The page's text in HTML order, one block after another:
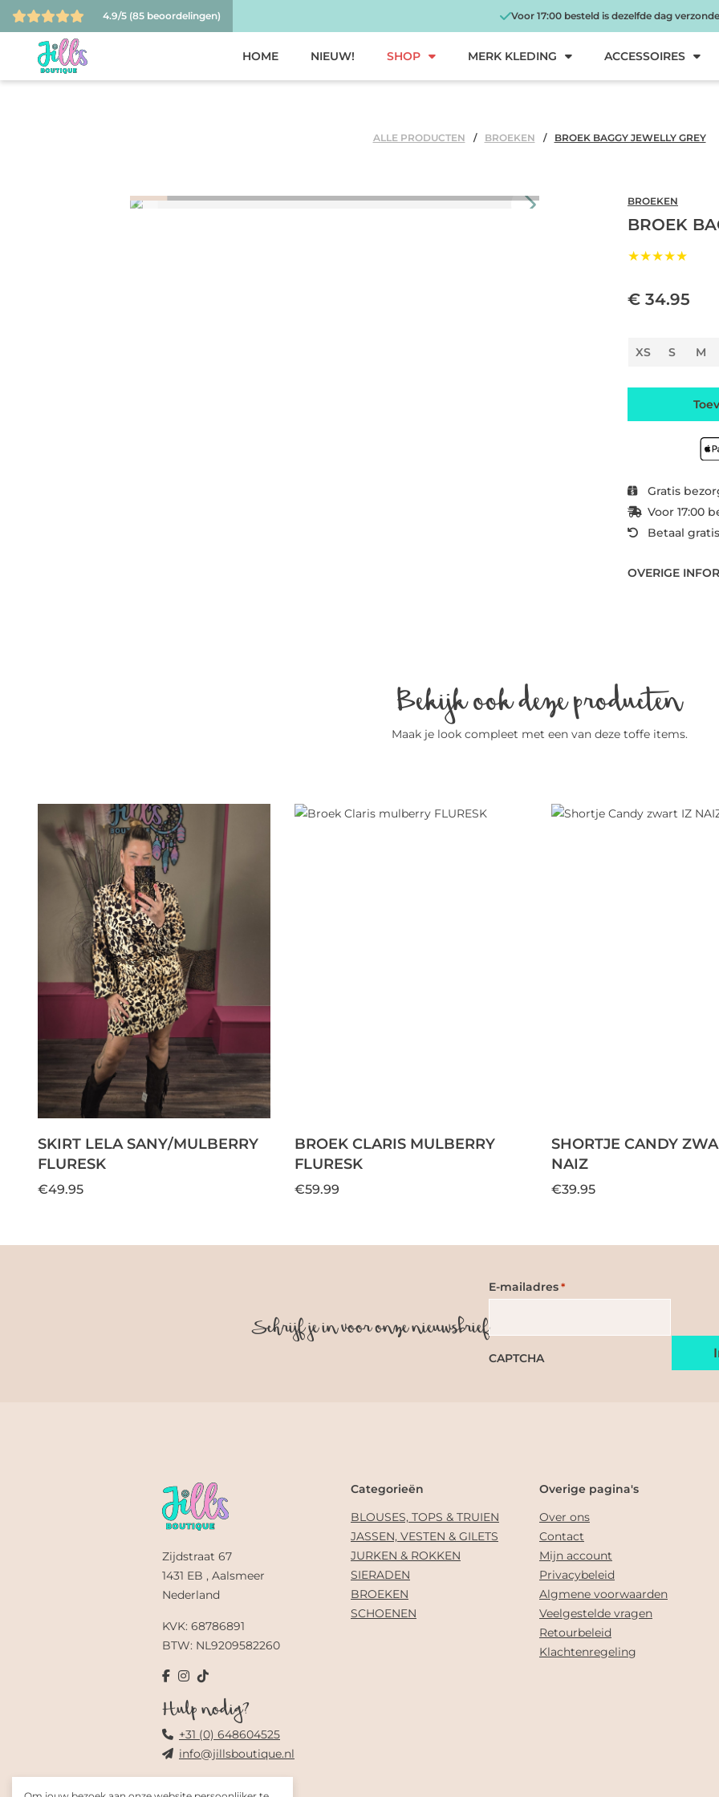
4.9/5 (85 beoordelingen) Voor 17:00 besteld is dezelfde dag
HOME NIEUW! SHOP MERK KLEDING ACCESSOIRES
ALLE PRODUCTEN BROEKEN BROEK BAGGY JEWELLY GREY
BROEKEN
BROEK
★★★★★
€ 34.95
XS S M
Gratis
Voor 17:00
Betaal
OVERIGE
Bekijk ook deze producten
Maak je look compleet met een van deze toffe items.
SKIRT LELA SANY/MULBERRY
FLURESK
€49.95
BROEK CLARIS MULBERRY
FLURESK
€59.99
SHORTJE CANDY
NAIZ
€39.95
Schrijf je in voor onze nieuwsbrief
E-mailadres *
CAPTCHA
Zijdstraat 67
1431 EB , Aalsmeer
Nederland
KVK: 68786891
BTW: NL9209582260
Hulp nodig?
+31 (0) 648604525
info@jillsboutique.nl
Categorieën
BLOUSES, TOPS & TRUIEN
JASSEN, VESTEN & GILETS
JURKEN & ROKKEN
SIERADEN
BROEKEN
SCHOENEN
Overige pagina's
Over ons
Contact
Mijn account
Privacybeleid
Algmene voorwaarden
Veelgestelde vragen
Retourbeleid
Klachtenregeling